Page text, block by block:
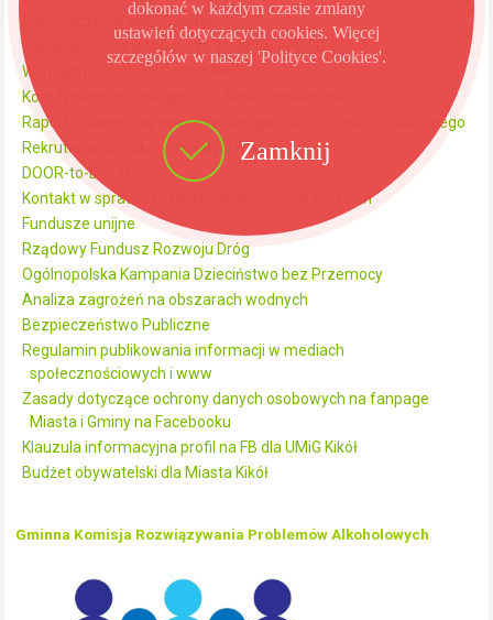
Ochotnicze Straże Pożarne
Zadania dofinansowane ze środków PFC FDS
Wynajem świetlic w Gminie Kikół
Koordynator ds. dostępności dane kontaktowe
Raport o stanie zapewniania dostępności podmiotu publicznego
Rekrutacja do Szkoły Inicjatyw Strażniczych
DOOR-to-DOOR
Kontakt w sprawie rozliczeń finansowych wod-kan
Fundusze unijne
Rządowy Fundusz Rozwoju Dróg
Ogólnopolska Kampania Dzieciństwo bez Przemocy
Analiza zagrożeń na obszarach wodnych
Bezpieczeństwo Publiczne
Regulamin publikowania informacji w mediach
społecznościowych i www
Zasady dotyczące ochrony danych osobowych na fanpage
Miasta i Gminy na Facebooku
Klauzula informacyjna profil na FB dla UMiG Kikół
Budżet obywatelski dla Miasta Kikół
Gminna Komisja Rozwiązywania Problemów Alkoholowych
Zamknij
dokonać w każdym czasie zmiany
ustawień dotyczących cookies. Więcej
szczegółów w naszej 'Polityce Cookies'.